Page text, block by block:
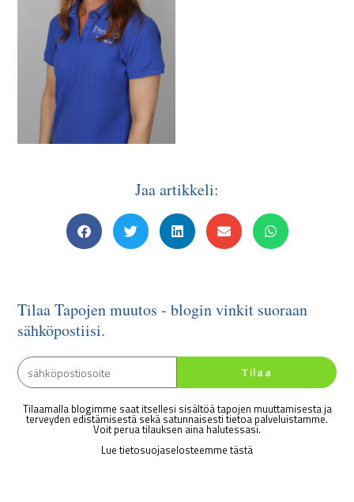
Jaa artikkeli:
Tilaa Tapojen muutos - blogin vinkit suoraan
sähköpostiisi.
Tilaa
Tilaamalla blogimme saat itsellesi sisältöä tapojen muuttamisesta ja
terveyden edistämisestä sekä satunnaisesti tietoa palveluistamme.
Voit perua tilauksen aina halutessasi.
Lue tietosuojaselosteemme tästä